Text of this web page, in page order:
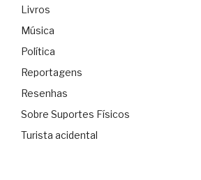
Livros
Música
Política
Reportagens
Resenhas
Sobre Suportes Físicos
Turista acidental